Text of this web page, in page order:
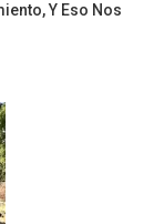
Y Eso Nos